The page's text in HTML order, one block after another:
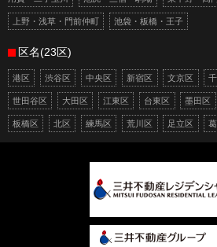
上野・浅草・門前仲町 池袋・板橋・王子
区名(23区)
港区 渋谷区 中央区 新宿区 文京区
世田谷区 大田区 江東区 台東区 墨田区
板橋区 北区 練馬区 荒川区 足立区